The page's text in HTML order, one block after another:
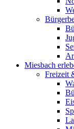
Miesbach
Freizeit